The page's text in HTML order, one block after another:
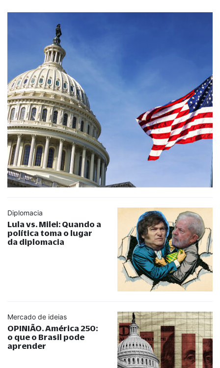
Diplomacia
Lula vs. Milei: Quando a
política toma o lugar
da diplomacia
Mercado de ideias
OPINIÃO. América 250:
o que o Brasil pode
aprender